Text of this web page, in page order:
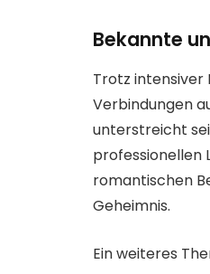
Bekannte
Trotz intensiver
Verbindungen
unterstreicht
professionellen
romantischen
Geheimnis.
Ein weiteres